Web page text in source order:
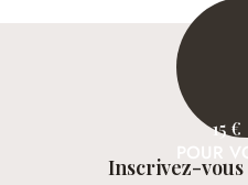
15 €
POUR
Inscrivez-